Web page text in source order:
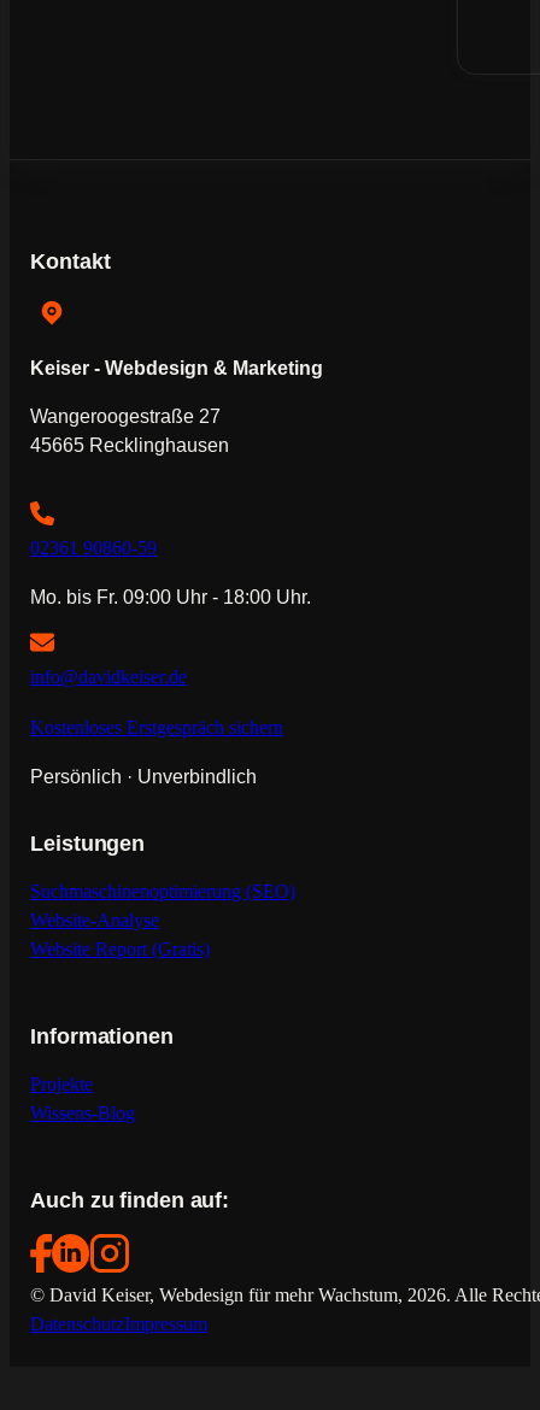
Kontakt
Keiser - Webdesign & Marketing
Wangeroogestraße 27
45665 Recklinghausen
02361 90860-59
Mo. bis Fr. 09:00 Uhr - 18:00 Uhr.
info@davidkeiser.de
Kostenloses Erstgespräch sichern
Persönlich · Unverbindlich
Leistungen
Suchmaschinenoptimierung (SEO)
Website-Analyse
Website Report (Gratis)
Informationen
Projekte
Wissens-Blog
Auch zu finden auf:
© David Keiser, Webdesign für mehr Wachstum, 2026. Alle
DatenschutzImpressum